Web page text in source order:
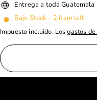
Entrega a toda Guatemala
Bajo Stock - 2 item left
Impuesto incluido. Losgastos